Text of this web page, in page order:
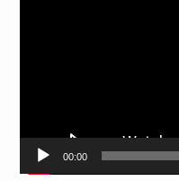
00:00